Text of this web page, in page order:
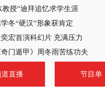
教授”迪拜追忆求学生涯
学冬“硬汉”形象获肯定
宏首演科幻片 充满压力
奇门遁甲》周冬雨苦练功夫
道直播 节目单